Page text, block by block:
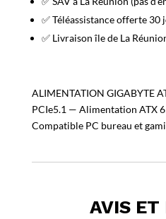
✅ Téléassistance offerte 30
✅ Livraison île de La
ALIMENTATION GIGABYTE
PCIe5.1 — Alimentation ATX
Compatible PC bureau et
AVIS ET